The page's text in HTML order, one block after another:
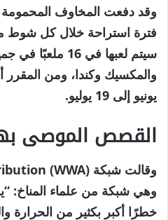
وقد دفعت المخاوف المحمومة
فترة استراحة خلال كل شوط
سيتم لعبها في 16
يونيو إلى 19 يوليو.
القصص الموصى
قائمة
من
4
نهاية
القائمة
وهي شبكة من علماء المناخ:
خطرًا أكبر بكثير من الحرارة